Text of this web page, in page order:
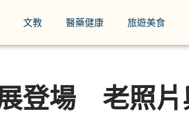
文教 醫藥健康 旅遊美食
登場 老照片